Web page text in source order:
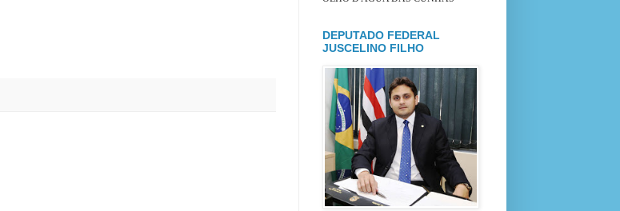
DEPUTADO FEDERAL
JUSCELINO FILHO